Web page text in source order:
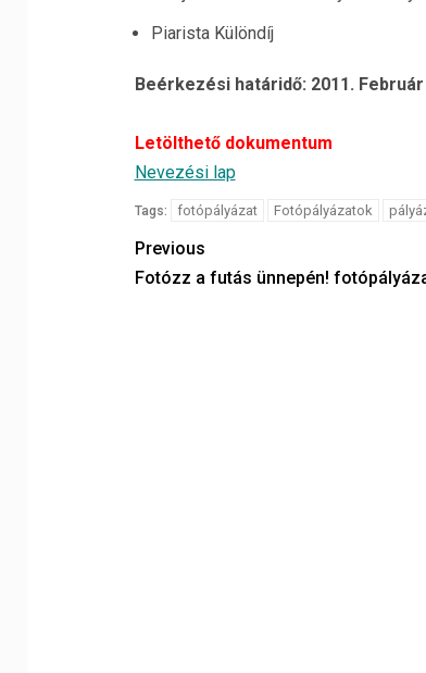
Piarista Különdíj
Beérkezési határidő: 2011. Február
Letölthető dokumentum
Nevezési lap
Tags: fotópályázat Fotópályázatok
Previous
Fotózz a futás ünnepén!